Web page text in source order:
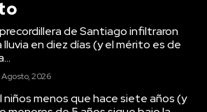
2026
menos que hace siete años (y
menores de 5 años sigue bajo la
Agosto, 2026
su velocidad lectora en nueve